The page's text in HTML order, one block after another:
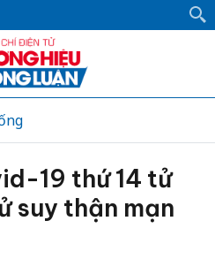
19 thứ 14 tử
suy thận mạn